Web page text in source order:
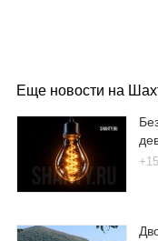
Еще новости на